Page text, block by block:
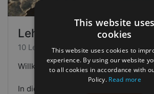
Lehre uns beten
10 Lektionen • 114 Studenten
Willkommen beim Kurs LEHRE UNS
In diesem kurzen Kurs (kostenlos)
This website uses
cookies
This website uses cookies to
experience. By using our website
to all cookies in accordance with
Policy. Read more